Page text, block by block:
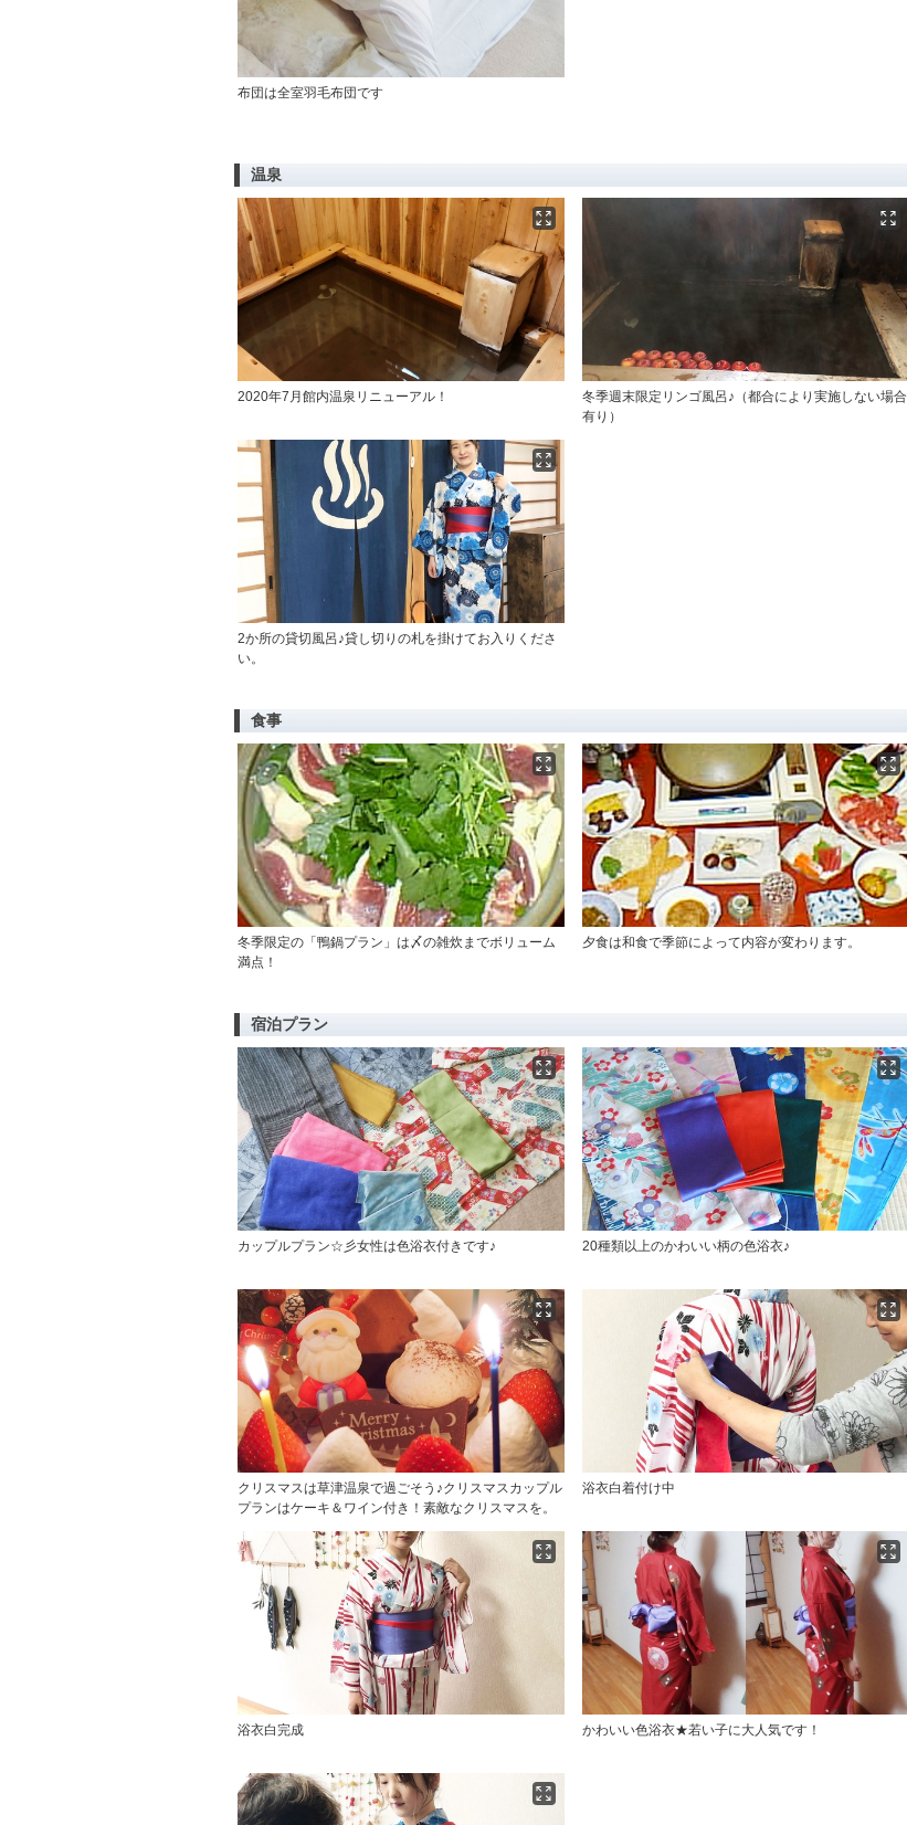
布団は全室羽毛布団です
温泉
2020年7月館内温泉リニューアル！
冬季週末限定リンゴ風呂♪（都合により実施しない場合
有り）
2か所の貸切風呂♪貸し切りの札を掛けてお入りくださ
い。
食事
冬季限定の「鴨鍋プラン」は〆の雑炊までボリューム
満点！
夕食は和食で季節によって内容が変わります。
宿泊プラン
カップルプラン☆彡女性は色浴衣付きです♪ 20種類以上のかわいい柄の色浴衣♪
クリスマスは草津温泉で過ごそう♪クリスマスカップル
プランはケーキ＆ワイン付き！素敵なクリスマスを。
浴衣白着付け中
浴衣白完成 かわいい色浴衣★若い子に大人気です！